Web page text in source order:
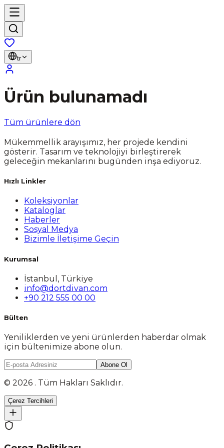
tr
Ürün bulunamadı
Tüm ürünlere dön
Mükemmellik arayışımız, her projede kendini
gösterir. Tasarım ve teknolojiyi birleştirerek
geleceğin mekanlarını bugünden inşa ediyoruz.
Hızlı Linkler
Koleksiyonlar
Kataloglar
Haberler
Sosyal Medya
Bizimle İletişime Geçin
Kurumsal
İstanbul, Türkiye
info@dortdivan.com
+90 212 555 00 00
Bülten
Yeniliklerden ve yeni ürünlerden haberdar olmak
için bültenimize abone olun.
Abone Ol
© 2026 . Tüm Hakları Saklıdır.
Çerez Tercihleri